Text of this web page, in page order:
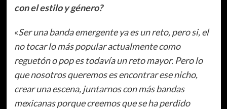
con el estilo y género?
«Ser una banda emergente ya es un reto, pero si, el
no tocar lo más popular actualmente como
reguetón o pop es todavía un reto mayor. Pero lo
que nosotros queremos es encontrar ese nicho,
crear una escena, juntarnos con más bandas
mexicanas porque creemos que se ha perdido